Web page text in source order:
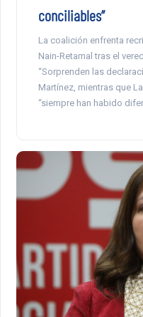
conciliables”
La coalición enfrenta
Nain-Retamal tras el
“Sorprenden las
Martínez, mientras que
“siempre han habido